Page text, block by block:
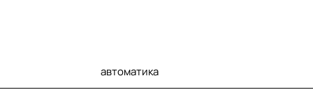
автоматика